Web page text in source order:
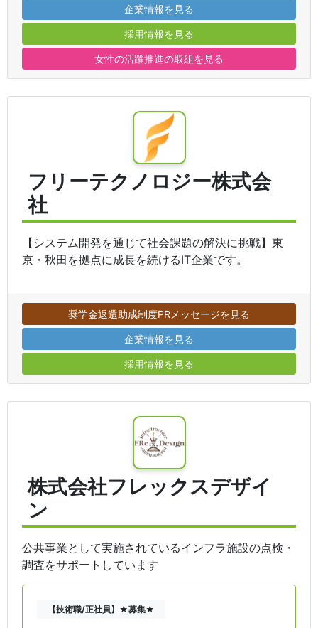
企業情報を見る
採用情報を見る
女性の活躍推進の取組を見る
フリーテクノロジー株式会
社
【システム開発を通じて社会課題の解決に挑戦】東
京・秋田を拠点に成長を続けるIT企業です。
奨学金返還助成制度PRメッセージを見る
企業情報を見る
採用情報を見る
株式会社フレックスデザイ
ン
公共事業として実施されているインフラ施設の点検・
調査をサポートしています
【技術職/正社員】★募集★